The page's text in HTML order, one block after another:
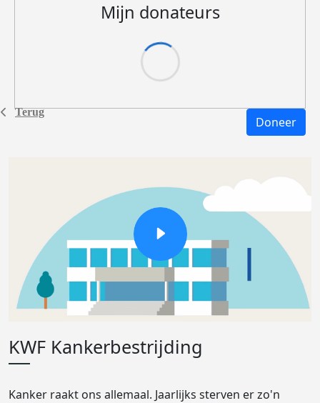
Terug
Mijn donateurs
Doneer
KWF Kankerbestrijding
Kanker raakt ons allemaal. Jaarlijks sterven er zo'n